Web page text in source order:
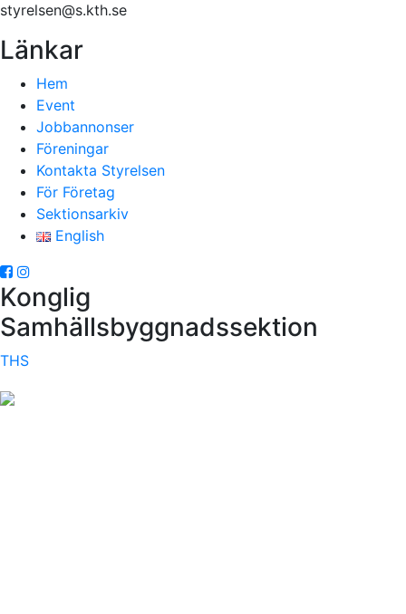
styrelsen@s.kth.se
Länkar
Hem
Event
Jobbannonser
Föreningar
Kontakta Styrelsen
För Företag
Sektionsarkiv
English
Konglig
Samhällsbyggnadssektion
THS